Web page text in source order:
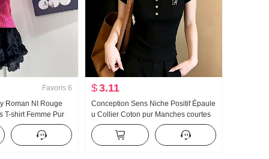
Favoris 6
Roman NI Rouge
T-shirt Femme Pur
Amincissant
$3.11
Conception Sens Niche Positif Épaule
u Collier Coton pur Manches courtes